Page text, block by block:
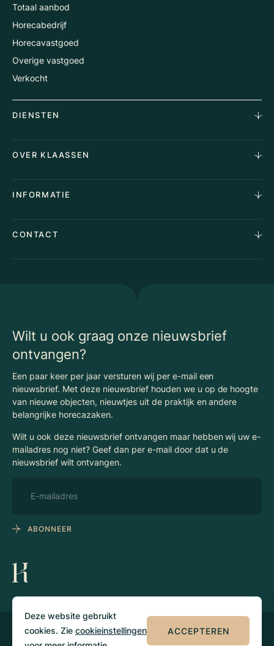
Deze website gebruikt
cookies. Zie cookieinstellingen
ACCEPTEREN
Totaal aanbod
Horecabedrijf
Horecavastgoed
Overige vastgoed
Verkocht
DIENSTEN
Aankoopopdracht
Stille verkoop
Taxaties
Advies
OVER KLAASSEN
Waarom Klaassen
Vacatures
Algemene voorwaarden
INFORMATIE
Vergunningen
CONTACT
Wilt u ook graag onze nieuwsbrief
ontvangen?
Een paar keer per jaar versturen wij per e-mail een
nieuwsbrief. Met deze nieuwsbrief houden we u op de hoogte
van nieuwe objecten, nieuwtjes uit de praktijk en andere
belangrijke horecazaken.
Wilt u ook deze nieuwsbrief ontvangen maar hebben wij uw e-
mailadres nog niet? Geef dan per e-mail door dat u de
nieuwsbrief wilt ontvangen.
ABONNEER
© 2026 Klaassen
Horecamakelaars
Privacy
Algemene
voorwaarden